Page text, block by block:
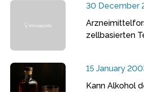
30 December
zellbasierten
15 January
Kann Alkohol